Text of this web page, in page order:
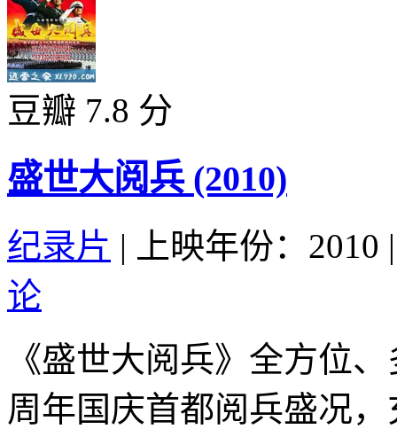
豆瓣 7.8 分
盛世大阅兵 (2010)
纪录片 | 上映年份：2010 |
论
《盛世大阅兵》全方位
周年国庆首都阅兵盛况